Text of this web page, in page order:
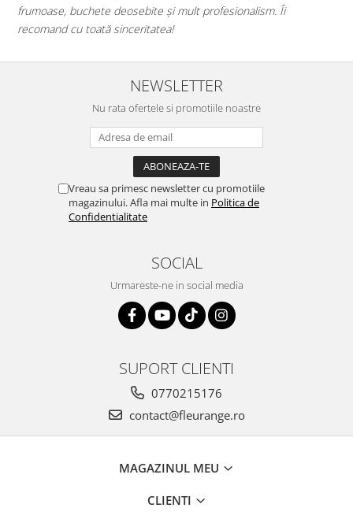
Îi
iau de la voi, iar de fiecare dată mi-ați confirmat că
mai bună alegere!💕
NEWSLETTER
Nu rata ofertele si promotiile noastre
Vreau sa primesc newsletter cu promotiile
magazinului. Afla mai multe in Politica de
Confidentialitate
SOCIAL
Urmareste-ne in social media
SUPORT CLIENTI
0770215176
contact@fleurange.ro
MAGAZINUL MEU
CLIENTI